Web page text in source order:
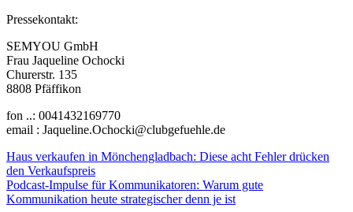
Pressekontakt:
SEMYOU GmbH
Frau Jaqueline Ochocki
Churerstr. 135
8808 Pfäffikon
fon ..: 0041432169770
email : Jaqueline.Ochocki@clubgefuehle.de
Beitragsnavigation
Haus verkaufen in Mönchengladbach: Diese acht Fehler drücken
den Verkaufspreis
Podcast-Impulse für Kommunikatoren: Warum gute
Kommunikation heute strategischer denn je ist